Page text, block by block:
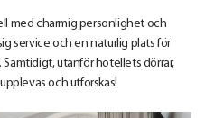
med charmig personlighet och
service och en naturlig plats för
utanför hotellets dörrar,
och utforskas!